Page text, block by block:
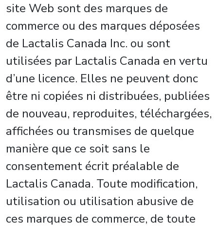
site Web sont des marques de
commerce ou des marques déposées
de Lactalis Canada Inc. ou sont
utilisées par Lactalis Canada en vertu
d’une licence. Elles ne peuvent donc
être ni copiées ni distribuées, publiées
de nouveau, reproduites, téléchargées,
affichées ou transmises de quelque
manière que ce soit sans le
consentement écrit préalable de
Lactalis Canada. Toute modification,
utilisation ou utilisation abusive de
ces marques de commerce, de toute